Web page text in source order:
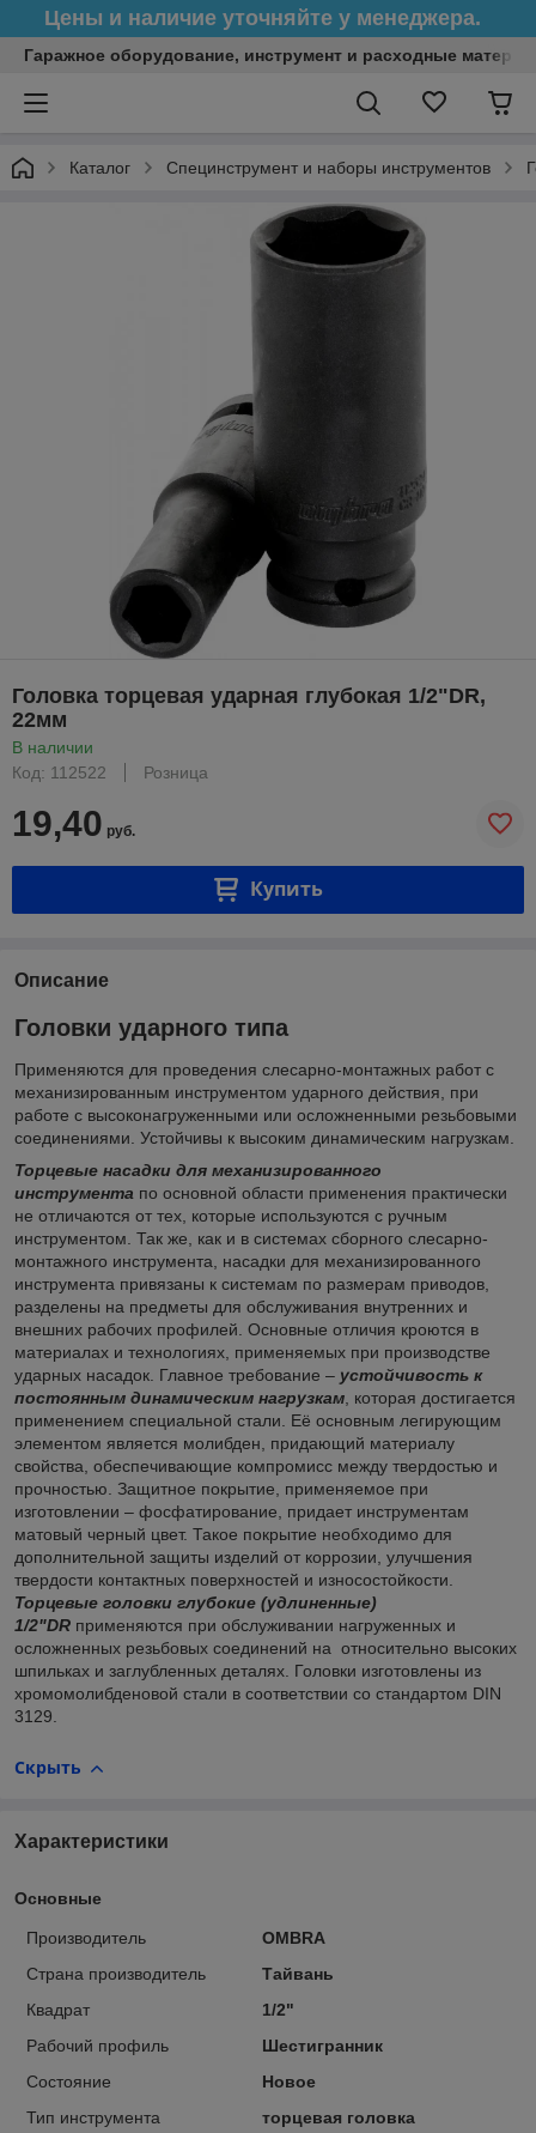
Цены и наличие уточняйте у менеджера.
Гаражное оборудование, инструмент и расходные
Каталог Специнструмент и наборы инструментов
Головка торцевая ударная глубокая 1/2"DR,
22мм
В наличии
Код: 112522
Розница
19,40 руб.
Купить
Описание
Головки ударного типа
Применяются для проведения слесарно-монтажных работ с
механизированным инструментом ударного действия, при
работе с высоконагруженными или осложненными резьбовыми
соединениями. Устойчивы к высоким динамическим нагрузкам.
Торцевые насадки для механизированного
инструмента по основной области применения практически
не отличаются от тех, которые используются с ручным
инструментом. Так же, как и в системах сборного слесарно-
монтажного инструмента, насадки для механизированного
инструмента привязаны к системам по размерам приводов,
разделены на предметы для обслуживания внутренних и
внешних рабочих профилей. Основные отличия кроются в
материалах и технологиях, применяемых при производстве
ударных насадок. Главное требование – устойчивость к
постоянным динамическим нагрузкам, которая достигается
применением специальной стали. Её основным легирующим
элементом является молибден, придающий материалу
свойства, обеспечивающие компромисс между твердостью и
прочностью. Защитное покрытие, применяемое при
изготовлении – фосфатирование, придает инструментам
матовый черный цвет. Такое покрытие необходимо для
дополнительной защиты изделий от коррозии, улучшения
твердости контактных поверхностей и износостойкости.
Торцевые головки глубокие (удлиненные)
1/2"DR применяются при обслуживании нагруженных и
осложненных резьбовых соединений на относительно высоких
шпильках и заглубленных деталях. Головки изготовлены из
хромомолибденовой стали в соответствии со стандартом DIN
3129.
Скрыть
Характеристики
Основные
Производитель
OMBRA
Страна производитель
Тайвань
Квадрат
1/2"
Рабочий профиль
Шестигранник
Состояние
Новое
Тип инструмента
торцевая головка